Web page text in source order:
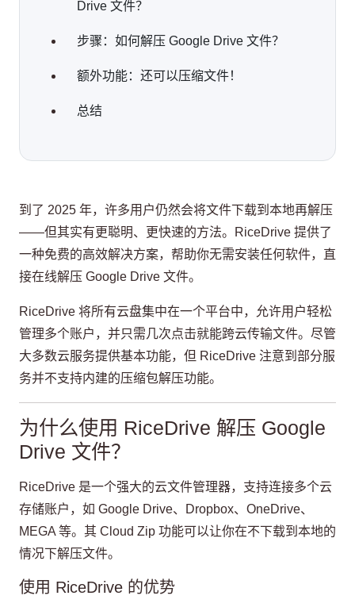
Drive 文件？
步骤：如何解压 Google Drive 文件？
额外功能：还可以压缩文件！
总结
到了 2025 年，许多用户仍然会将文件下载到本地再解压
——但其实有更聪明、更快速的方法。RiceDrive 提供了
一种免费的高效解决方案，帮助你无需安装任何软件，直
接在线解压 Google Drive 文件。
RiceDrive 将所有云盘集中在一个平台中，允许用户轻松
管理多个账户，并只需几次点击就能跨云传输文件。尽管
大多数云服务提供基本功能，但 RiceDrive 注意到部分服
务并不支持内建的压缩包解压功能。
为什么使用 RiceDrive 解压 Google
Drive 文件？
RiceDrive 是一个强大的云文件管理器，支持连接多个云
存储账户，如 Google Drive、Dropbox、OneDrive、
MEGA 等。其 Cloud Zip 功能可以让你在不下载到本地的
情况下解压文件。
使用 RiceDrive 的优势